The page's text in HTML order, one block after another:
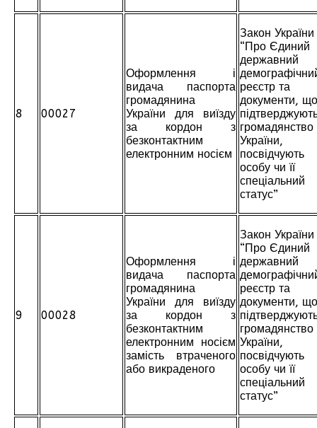
8 00027
Оформлення і
видача паспорта
громадянина
України для виїзду
за кордон з
безконтактним
електронним носієм
Закон України
“Про Єдиний
державний
реєстр та
документи, що
громадянство
України,
посвідчують
особу чи її
спеціальний
статус”
9 00028
Оформлення і
видача паспорта
громадянина
України для виїзду
за кордон з
безконтактним
електронним носієм
замість втраченого
або викраденого
Закон України
“Про Єдиний
державний
реєстр та
документи, що
громадянство
України,
посвідчують
особу чи її
спеціальний
статус”